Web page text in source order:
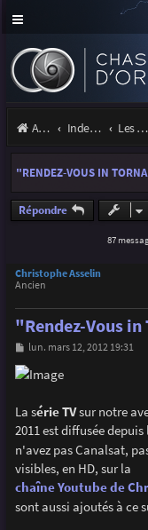
Accueil Index du forum Les orages
"RENDEZ-VOUS IN
Répondre
87
Christophe Asselin
Ancien
"Rendez-Vous
M
s
s
e
lun. mars 12, 2012 19:31
La série TVsur notre
2011 est diffusée depuis
n'avez pas Canalsat,
visibles, en HD, sur la
chaîne Youtube de
sont aussi ajoutés à ce